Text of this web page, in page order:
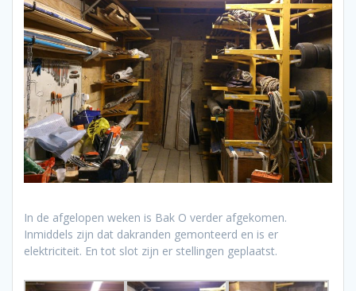
In de afgelopen weken is Bak O verder afgekomen.
Inmiddels zijn dat dakranden gemonteerd en is er
elektriciteit. En tot slot zijn er stellingen geplaatst.